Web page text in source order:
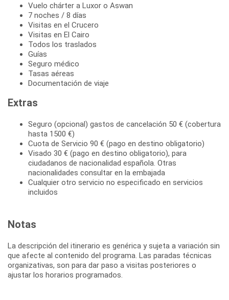
Vuelo chárter a Luxor o Aswan
7 noches / 8 días
Visitas en el Crucero
Visitas en El Cairo
Todos los traslados
Guías
Seguro médico
Tasas aéreas
Documentación de viaje
Extras
Seguro (opcional) gastos de cancelación 50 € (cobertura
hasta 1500 €)
Cuota de Servicio 90 € (pago en destino obligatorio)
Visado 30 € (pago en destino obligatorio), para
ciudadanos de nacionalidad española. Otras
nacionalidades consultar en la embajada
Cualquier otro servicio no especificado en servicios
incluidos
Notas
La descripción del itinerario es genérica y sujeta a variación sin
que afecte al contenido del programa. Las paradas técnicas
organizativas, son para dar paso a visitas posteriores o
ajustar los horarios programados.